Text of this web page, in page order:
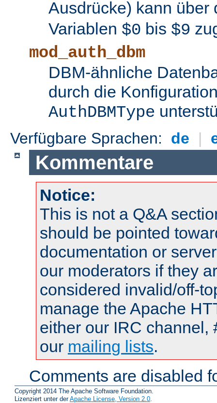
Ausdrücke) kann über
Variablen $0 bis $9
mod_auth_dbm
DBM-ähnliche
durch die
AuthDBMType
Verfügbare Sprachen: de |
Kommentare
Notice:
This is not a Q&A
should be pointed
documentation or
our moderators if they
considered invalid/off-
manage the Apache
either our IRC channel,
our mailing lists.
Comments are disabled
Copyright 2014 The Apache Software Foundation.
Lizenziert unter derApache License, Version 2.0